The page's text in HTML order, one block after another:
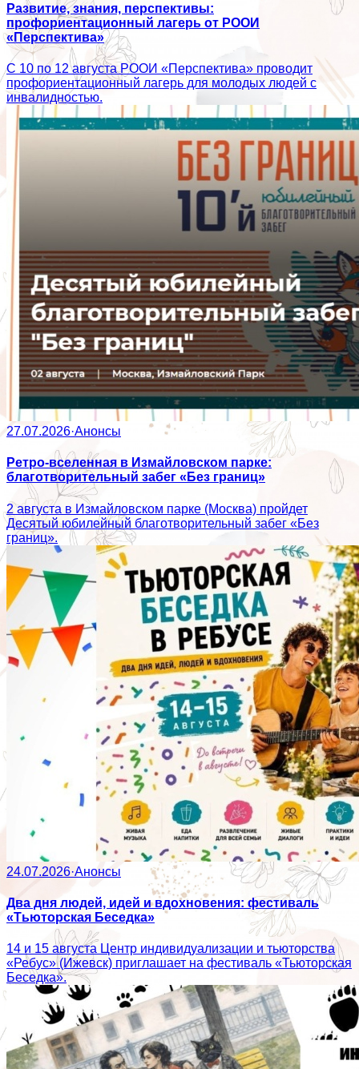
Развитие, знания, перспективы:
профориентационный лагерь от РООИ
«Перспектива»
С 10 по 12 августа РООИ «Перспектива» проводит
профориентационный лагерь для молодых людей с
инвалидностью.
27.07.2026·Анонсы
Ретро-вселенная в Измайловском парке:
благотворительный забег «Без границ»
2 августа в Измайловском парке (Москва) пройдет
Десятый юбилейный благотворительный забег «Без
границ».
24.07.2026·Анонсы
Два дня людей, идей и вдохновения: фестиваль
«Тьюторская Беседка»
14 и 15 августа Центр индивидуализации и тьюторства
«Ребус» (Ижевск) приглашает на фестиваль «Тьюторская
Беседка».